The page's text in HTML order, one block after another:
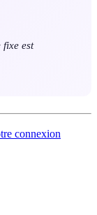
fixe est
connexion